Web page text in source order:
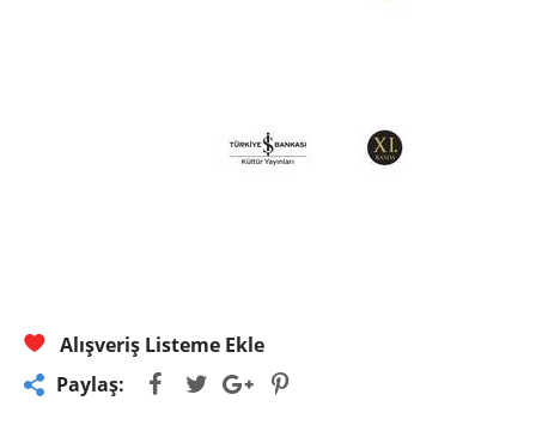
Alışveriş Listeme Ekle
Paylaş: